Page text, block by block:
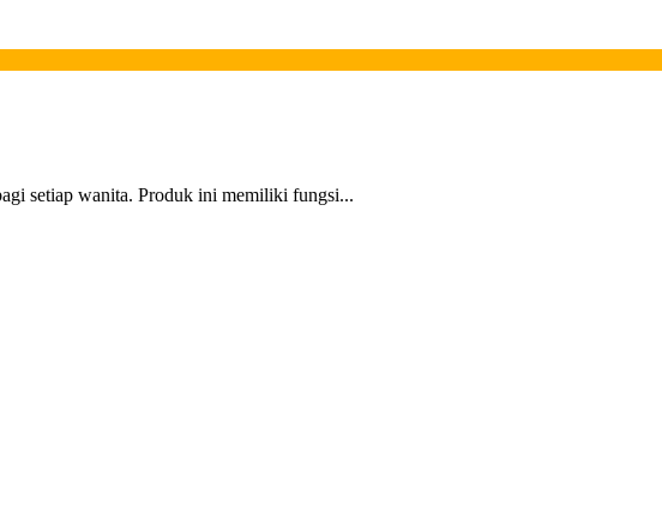
setiap wanita. Produk ini memiliki fungsi...